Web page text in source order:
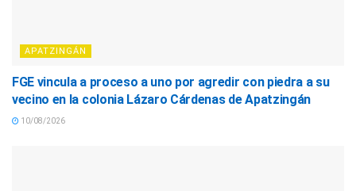
APATZINGÁN
FGE vincula a proceso a uno por agredir con piedra a su
vecino en la colonia Lázaro Cárdenas de Apatzingán
10/08/2026